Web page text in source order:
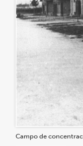
Campo de